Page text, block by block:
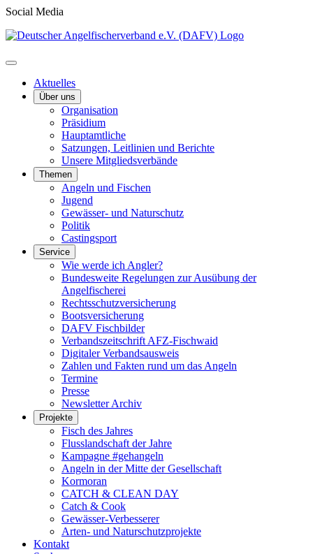
Social Media
Aktuelles
Über uns
Organisation
Präsidium
Hauptamtliche
Satzungen, Leitlinien und Berichte
Unsere Mitgliedsverbände
Themen
Angeln und Fischen
Jugend
Gewässer- und Naturschutz
Politik
Castingsport
Service
Wie werde ich Angler?
Bundesweite Regelungen zur Ausübung der
Angelfischerei
Rechtsschutzversicherung
Bootsversicherung
DAFV Fischbilder
Verbandszeitschrift AFZ-Fischwaid
Digitaler Verbandsausweis
Zahlen und Fakten rund um das Angeln
Termine
Presse
Newsletter Archiv
Projekte
Fisch des Jahres
Flusslandschaft der Jahre
Kampagne #gehangeln
Angeln in der Mitte der Gesellschaft
Kormoran
CATCH & CLEAN DAY
Catch & Cook
Gewässer-Verbesserer
Arten- und Naturschutzprojekte
Kontakt